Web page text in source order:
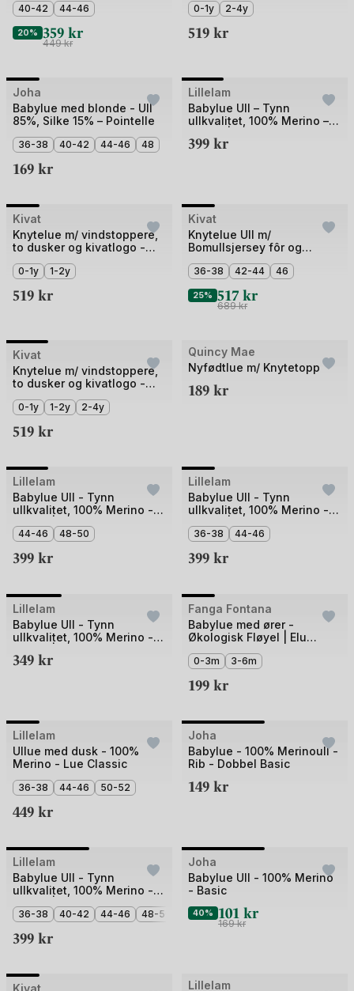
40-42 44-46
20% 359 kr
449kr
Elastan
0-1y 2-4y
519 kr
Bilde
av
Joha
Babylue med blonde - Ull
85%, Silke 15% – Pointelle
36-38 40-42 44-46 48
169 kr
Bilde
av
4
Lillelam
Babylue Ull – Tynn
ullkvalitet, 100% Merino –
399 kr
Bilde
av
Kivat
Knytelue m/ vindstoppere,
to dusker og kivatlogo -
Elastan
0-1y 1-2y
519 kr
Outlet
Bilde
av
Kivat
Knytelue Ull m/
Bomullsjersey fôr og
Ull
36-38 42-44 46
25% 517 kr
689kr
Bilde
av
4
Kivat
Knytelue m/ vindstoppere,
to dusker og kivatlogo -
Elastan
0-1y 1-2y 2-4y
519 kr
Outlet
Quincy Mae
Nyfødtlue m/ Knytetopp
189 kr
Bilde
av
4
Lillelam
Babylue Ull - Tynn
ullkvalitet, 100% Merino -
Helårs | Classic
44-46 48-50
399 kr
Bilde
av
Lillelam
Babylue Ull - Tynn
ullkvalitet, 100% Merino -
Helårs | Classic
36-38 44-46
399 kr
Bilde
av
Lillelam
Babylue Ull - Tynn
ullkvalitet, 100% Merino -
349 kr
Bilde
av
Fanga Fontana
Babylue med ører -
Økologisk Fløyel | Elu
0-3m 3-6m
199 kr
Bilde
av
Lillelam
Ullue med dusk - 100%
Merino - Lue Classic
36-38 44-46 50-52
449 kr
Bilde
av
Joha
Babylue - 100% Merinoull -
Rib - Dobbel Basic
149 kr
Bilde
av
Lillelam
Babylue Ull - Tynn
ullkvalitet, 100% Merino -
36-38 40-42 44-46 48-50
399 kr
Outlet
Bilde
av
Joha
Babylue Ull - 100% Merino
- Basic
40% 101 kr
169kr
Bilde
Lillelam